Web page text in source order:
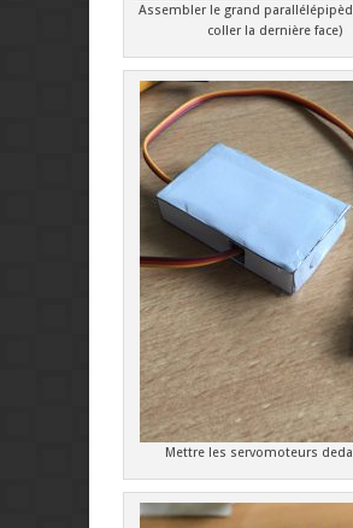
Assembler le grand
coller la dernière face)
Mettre les servomoteurs